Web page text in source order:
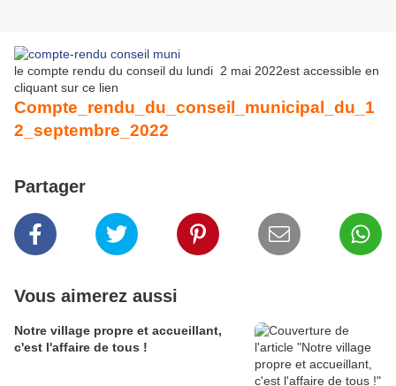
le compte rendu du conseil du lundi 2 mai 2022est accessible en
cliquant sur ce lien
Compte_rendu_du_conseil_municipal_du_1
2_septembre_2022
Partager
Vous aimerez aussi
Notre village propre et accueillant,
c'est l'affaire de tous !